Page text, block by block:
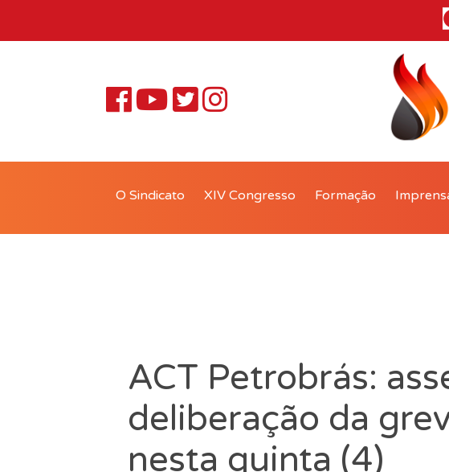
O Sindicato XIV Congresso Formação
ACT Petrobrás:
deliberação da
nesta quinta (4)